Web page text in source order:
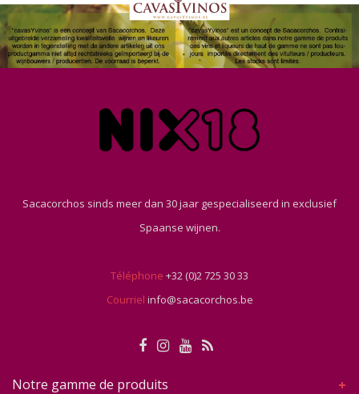
Sacacorchos sinds meer dan 30 jaar gespecialiseerd in exclusief
Spaanse wijnen.
Téléphone +32 (0)2 725 30 33
Courriel info@sacacorchos.be
Notre gamme de produits